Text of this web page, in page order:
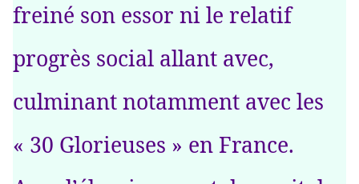
freiné son essor ni le relatif
progrès social allant avec,
culminant notamment avec les
« 30 Glorieuses » en France.